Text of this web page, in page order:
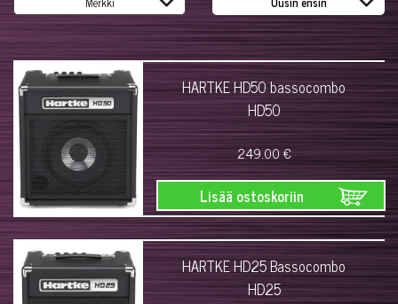
HARTKE HD50 bassocombo
HD50
249.00 €
Lisää ostoskoriin
HARTKE HD25 Bassocombo
HD25